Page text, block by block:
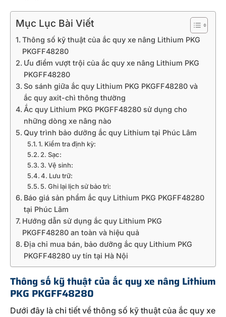
Mục Lục Bài Viết
Thông số kỹ thuật của ắc quy xe nâng Lithium PKG
PKGFF48280
Ưu điểm vượt trội của ắc quy xe nâng Lithium PKG
PKGFF48280
So sánh giữa ắc quy Lithium PKG PKGFF48280 và
ắc quy axit-chì thông thường
Ắc quy Lithium PKG PKGFF48280 sử dụng cho
những dòng xe nâng nào
Quy trình bảo dưỡng ắc quy Lithium tại Phúc Lâm
1. Kiểm tra định kỳ:
2. Sạc:
3. Vệ sinh:
4. Lưu trữ:
5. Ghi lại lịch sử bảo trì:
Báo giá sản phẩm ắc quy Lithium PKG PKGFF48280
tại Phúc Lâm
Hướng dẫn sử dụng ắc quy Lithium PKG
PKGFF48280 an toàn và hiệu quả
Địa chỉ mua bán, bảo dưỡng ắc quy Lithium PKG
PKGFF48280 uy tín tại Hà Nội
Thông số kỹ thuật của ắc quy xe nâng Lithium
PKG PKGFF48280
Dưới đây là chi tiết về thông số kỹ thuật của ắc quy xe